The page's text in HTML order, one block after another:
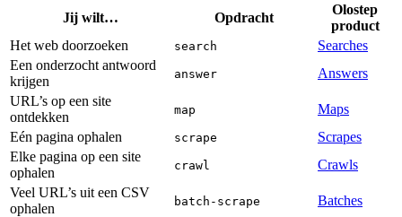
Jij wilt… Opdracht
Olostep
product
Het web doorzoeken
search
Searches
Een onderzocht antwoord
krijgen
answer
Answers
URL’s op een site
ontdekken
map
Maps
Eén pagina ophalen
scrape
Scrapes
Elke pagina op een site
ophalen
crawl
Crawls
Veel URL’s uit een CSV
ophalen
batch-scrape
Batches